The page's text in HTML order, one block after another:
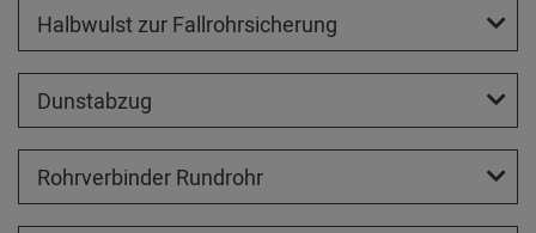
Halbwulst zur Fallrohrsicherung
Dunstabzug
Rohrverbinder Rundrohr